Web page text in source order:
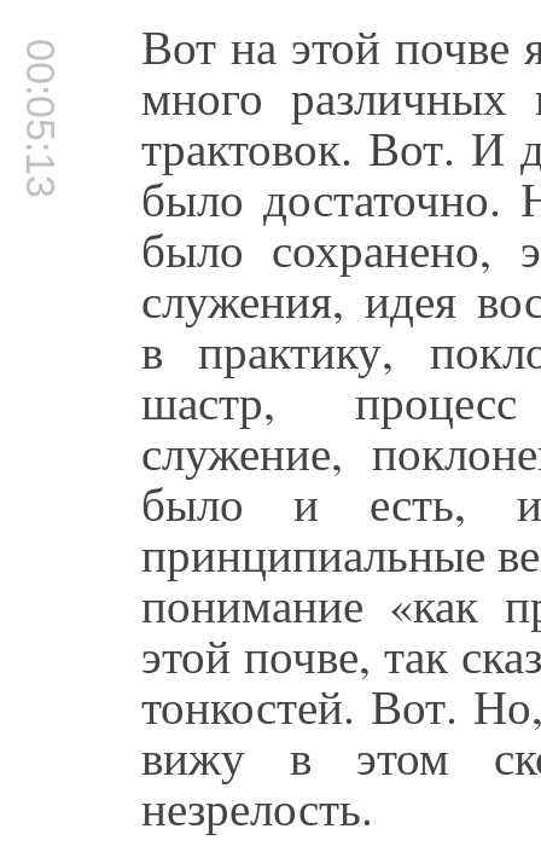
00:05:13 Вот на этой почве
много
трактовок. Вот. И
было достаточно.
было сохранено,
служения, идея
в практику,
шастр, процесс
служение,
было и есть,
принципиальные
понимание «как
этой почве, так
тонкостей. Вот.
вижу в этом
незрелость.